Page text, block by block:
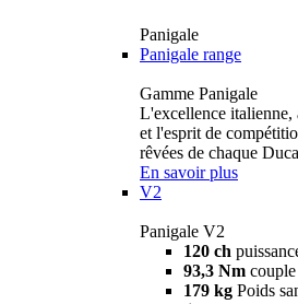
Panigale
Panigale range
Gamme Panigale
L'excellence
et l'esprit de
rêvées de chaque
En savoir plus
V2
Panigale V2
120 ch
93,3 Nm couple
179 kg Poids